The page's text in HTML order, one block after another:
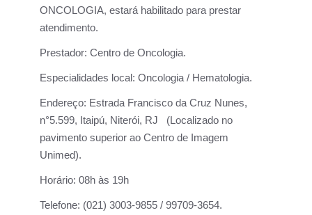
ONCOLOGIA, estará habilitado para prestar
atendimento.
Prestador: Centro de Oncologia.
Especialidades local: Oncologia / Hematologia.
Endereço: Estrada Francisco da Cruz Nunes,
n°5.599, Itaipú, Niterói, RJ (Localizado no
pavimento superior ao Centro de Imagem
Unimed).
Horário: 08h às 19h
Telefone: (021) 3003-9855 / 99709-3654.